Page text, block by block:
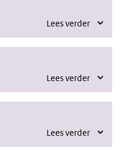
Lees verder
Lees verder
Lees verder